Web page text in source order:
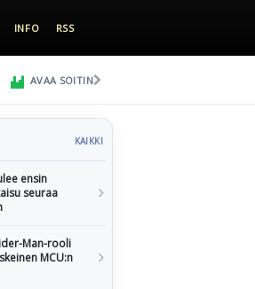
INFO RSS
AVAA SOITIN
KAIKKI
ensin
seuraa
Man-rooli
MCU:n